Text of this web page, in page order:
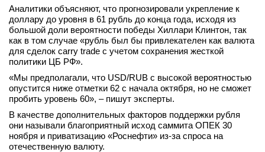
Мероприятия
Новости
Интервью
вконтакте
телеграм
Стать автором
Аналитики объясняют, что прогнозировали укрепление к
доллару до уровня в 61 рубль до конца года, исходя из
большой доли вероятности победы Хиллари Клинтон, так
как в том случае «рубль был бы привлекателен как валюта
для сделок carry trade с учетом сохранения жесткой
политики ЦБ РФ».
«Мы предполагали, что USD/RUB с высокой вероятностью
опустится ниже отметки 62 с начала октября, но не сможет
пробить уровень 60», – пишут эксперты.
В качестве дополнительных факторов поддержки рубля
они называли благоприятный исход саммита ОПЕК 30
ноября и приватизацию «Роснефти» из-за спроса на
отечественную валюту.